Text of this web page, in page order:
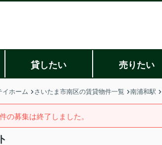
貸したい 売りたい
イホーム さいたま市南区の賃貸物件一覧 南浦和駅
の募集は終了しました。